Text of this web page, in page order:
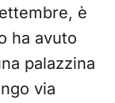
è
ha avuto
palazzina
via